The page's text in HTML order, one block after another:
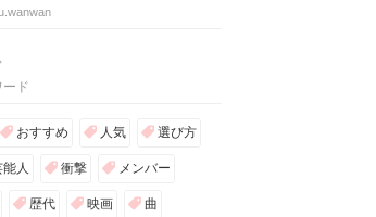
ド
おすすめ 人気 選び方
能人 衝撃 メンバー
歴代 映画 曲